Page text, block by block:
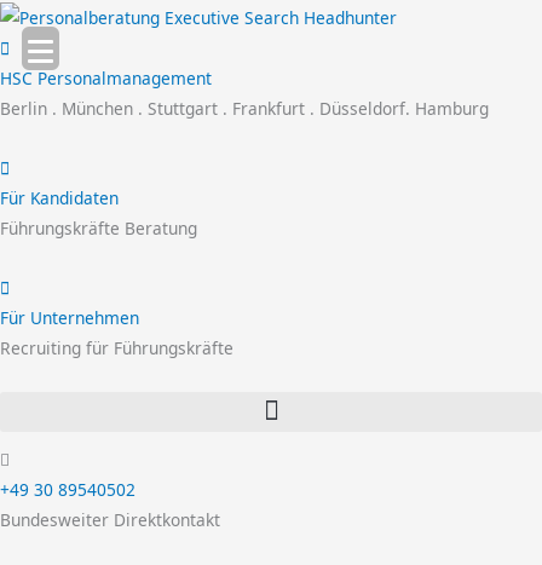
Zum
Inhalt
springen
HSC Personalmanagement
Berlin . München . Stuttgart . Frankfurt . Düsseldorf. Hamburg
Für Kandidaten
Führungskräfte Beratung
Für Unternehmen
Recruiting für Führungskräfte
+49 30 89540502
Bundesweiter Direktkontakt